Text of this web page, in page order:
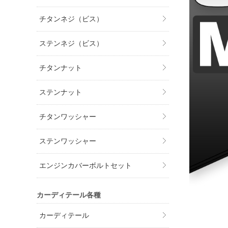
チタンネジ（ビス）
ステンネジ（ビス）
チタンナット
ステンナット
チタンワッシャー
ステンワッシャー
エンジンカバーボルトセット
カーディテール各種
カーディテール